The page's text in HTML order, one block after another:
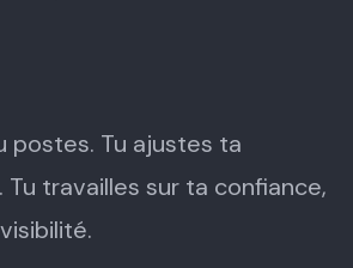
postes. Tu ajustes ta
travailles sur ta confiance,